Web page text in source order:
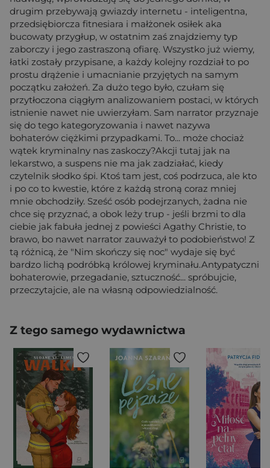
drugim przebywają gwiazdy internetu - inteligentna,
przedsiębiorcza fitnesiara i małżonek osiłek aka
bucowaty przygłup, w ostatnim zaś znajdziemy typ
zaborczy i jego zastraszoną ofiarę. Wszystko już wiemy,
łatki zostały przypisane, a każdy kolejny rozdział to po
prostu drążenie i umacnianie przyjętych na samym
początku założeń. Za dużo tego było, czułam się
przytłoczona ciągłym analizowaniem postaci, w których
istnienie nawet nie uwierzyłam. Sam narrator przyznaje
się do tego kategoryzowania i nawet nazywa
bohaterów ciężkimi przypadkami. To... może chociaż
wątek kryminalny nas zaskoczy?Akcji tutaj jak na
lekarstwo, a suspens nie ma jak zadziałać, kiedy
czytelnik słodko śpi. Ktoś tam jest, coś podrzuca, ale kto
i po co to kwestie, które z każdą stroną coraz mniej
mnie obchodziły. Sześć osób podejrzanych, żadna nie
chce się przyznać, a obok leży trup - jeśli brzmi to dla
ciebie jak fabuła jednej z powieści Agathy Christie, to
brawo, bo nawet narrator zauważył to podobieństwo! Z
tą różnicą, że "Nim skończy się noc" wydaje się być
bardzo lichą podróbką królowej kryminału.Antypatyczni
bohaterowie, przegadanie, sztuczność... spróbujcie,
przeczytajcie, ale na własną odpowiedzialność.
Z tego samego wydawnictwa